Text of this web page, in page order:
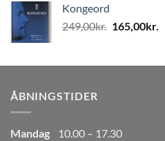
var:
80,00kr..
Kongeord
249,00kr. Den
var:
165,00kr.
ÅBNINGSTIDER
Mandag
10.00 – 17.30